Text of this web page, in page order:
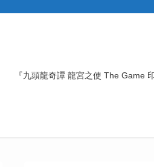
『九頭龍奇譚 龍宮之使 The Game